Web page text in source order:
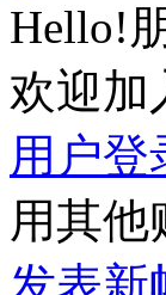
Hello!
欢迎加
用户登
用其他